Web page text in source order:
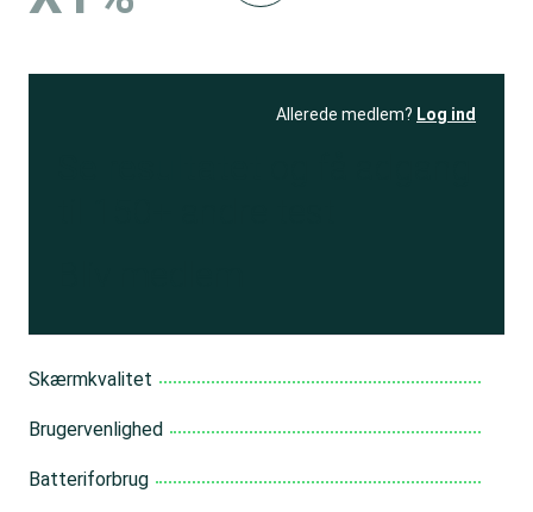
Allerede medlem? Log ind
Skærmkvalitet
Brugervenlighed
Batteriforbrug